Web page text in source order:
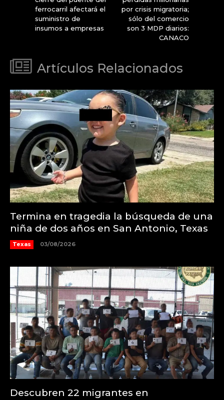
ferrocarril afectará el
suministro de
insumos a empresas
por crisis migratoria;
sólo del comercio
son 3 MDP diarios:
CANACO
Artículos Relacionados
Termina en tragedia la búsqueda de una
niña de dos años en San Antonio, Texas
Texas 03/08/2026
Descubren 22 migrantes en